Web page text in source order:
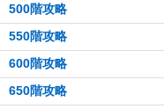
500階攻略
550階攻略
600階攻略
650階攻略